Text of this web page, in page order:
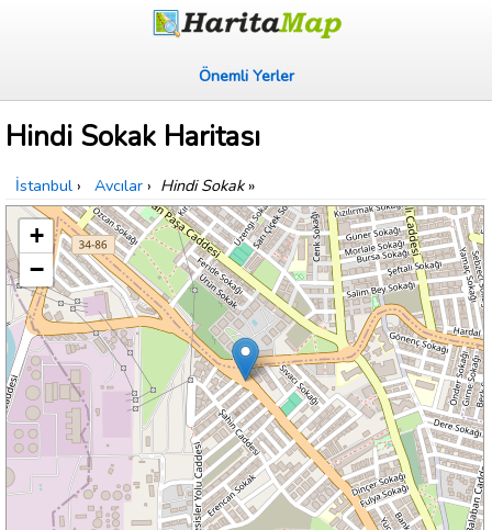
Önemli Yerler
Hindi Sokak Haritası
İstanbul › Avcılar › Hindi Sokak»
+
−